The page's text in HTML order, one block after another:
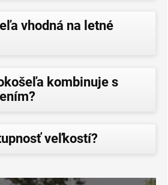
vhodná na letné
kombinuje s
veľkostí?